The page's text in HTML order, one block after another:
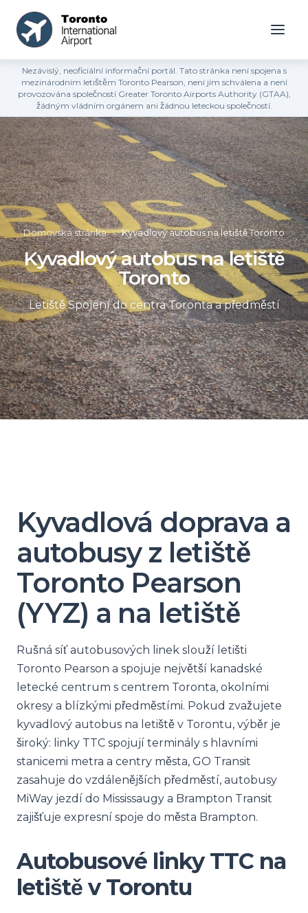
Nezávislý, neoficiální informační portál. Tato stránka není spojena s
mezinárodním letištěm Toronto Pearson, není jím schválena a není
provozována společností Greater Toronto Airports Authority (GTAA),
žádným vládním orgánem ani žádnou leteckou společností.
Domovská stránka » Kyvadlový autobus na letiště Toronto
Kyvadlový autobus na letiště
Toronto
Letiště Spojení do centra Toronta a předměstí
Kyvadlová doprava a
autobusy z letiště
Toronto Pearson
(YYZ) a na letiště
Rušná síť autobusových linek slouží letišti
Toronto Pearson a spojuje největší kanadské
letecké centrum s centrem Toronta, okolními
okresy a blízkými předměstími. Pokud zvažujete
kyvadlový autobus na letiště v Torontu, výběr je
široký: linky TTC spojují terminály s hlavními
stanicemi metra a centry města, GO Transit
zasahuje do vzdálenějších předměstí, autobusy
MiWay jezdí do Mississaugy a Brampton Transit
zajišťuje expresní spoje do města Brampton.
Autobusové linky TTC na
letiště v Torontu